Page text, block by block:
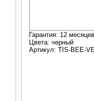
Гарантия: 12 месяцев
Цвета: черный
Артикул: TIS-BEE-